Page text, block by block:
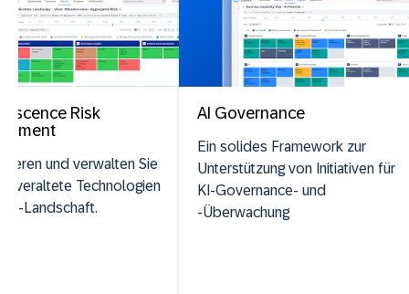
Risk
und verwalten Sie
veraltete Technologien
IT-Landschaft.
AI Governance
Ein solides Framework zur
Unterstützung von Initiativen für
KI-Governance- und
-Überwachung